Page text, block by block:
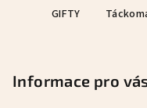
GIFTY
Informace pro